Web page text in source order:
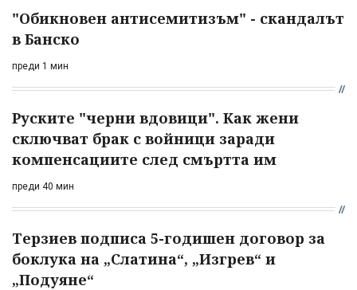
"Обикновен антисемитизъм" - скандалът
в Банско
преди 1 мин
Руските "черни вдовици". Как жени
сключват брак с войници заради
компенсациите след смъртта им
преди 40 мин
Терзиев подписа 5-годишен договор за
боклука на „Слатина“, „Изгрев“ и
„Подуяне“